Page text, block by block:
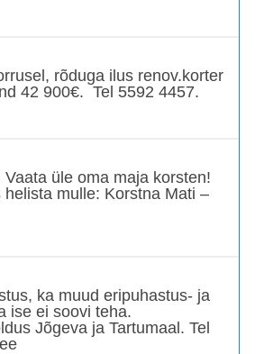
rõduga ilus renov.korter
42 900€. Tel 5592 4457.
üle oma maja korsten!
helista mulle: Korstna Mati –
ka muud eripuhastus- ja
ise ei soovi teha.
Jõgeva ja Tartumaal. Tel